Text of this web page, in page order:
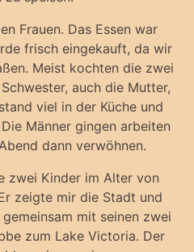
Frauen. Das Essen war
frisch eingekauft, da wir
Meist kochten die zwei
auch die Mutter,
viel in der Küche und
Männer gingen arbeiten
dann verwöhnen.
zwei Kinder im Alter von
zeigte mir die Stadt und
mit seinen zwei
zum Lake Victoria. Der